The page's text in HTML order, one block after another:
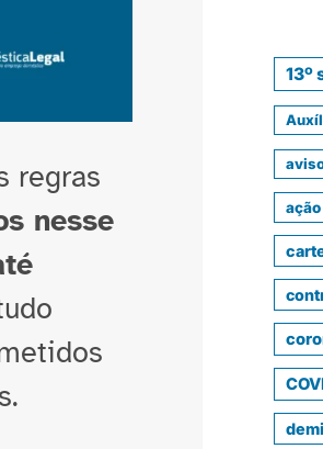
regras
nesse
13º